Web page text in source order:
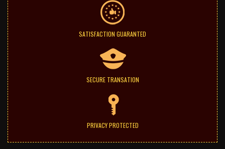
SATISFACTION GUARANTED
SECURE TRANSATION
PRIVACY PROTECTED